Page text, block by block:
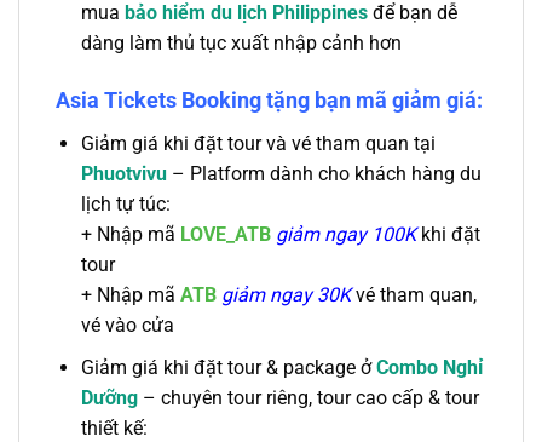
mua bảo hiểm du lịch Philippinesđể bạn dễ
dàng làm thủ tục xuất nhập cảnh hơn
Asia Tickets Booking tặng bạn mã giảm giá:
Giảm giá khi đặt tour và vé tham quan tại
Phuotvivu – Platform dành cho khách hàng du
lịch tự túc:
+ Nhập mã LOVE_ATB giảm ngay 100Kkhi đặt
tour
+ Nhập mã ATBgiảm ngay 30Kvé tham quan,
vé vào cửa
Giảm giá khi đặt tour & package ở Combo Nghỉ
Dưỡng– chuyên tour riêng, tour cao cấp & tour
thiết kế: